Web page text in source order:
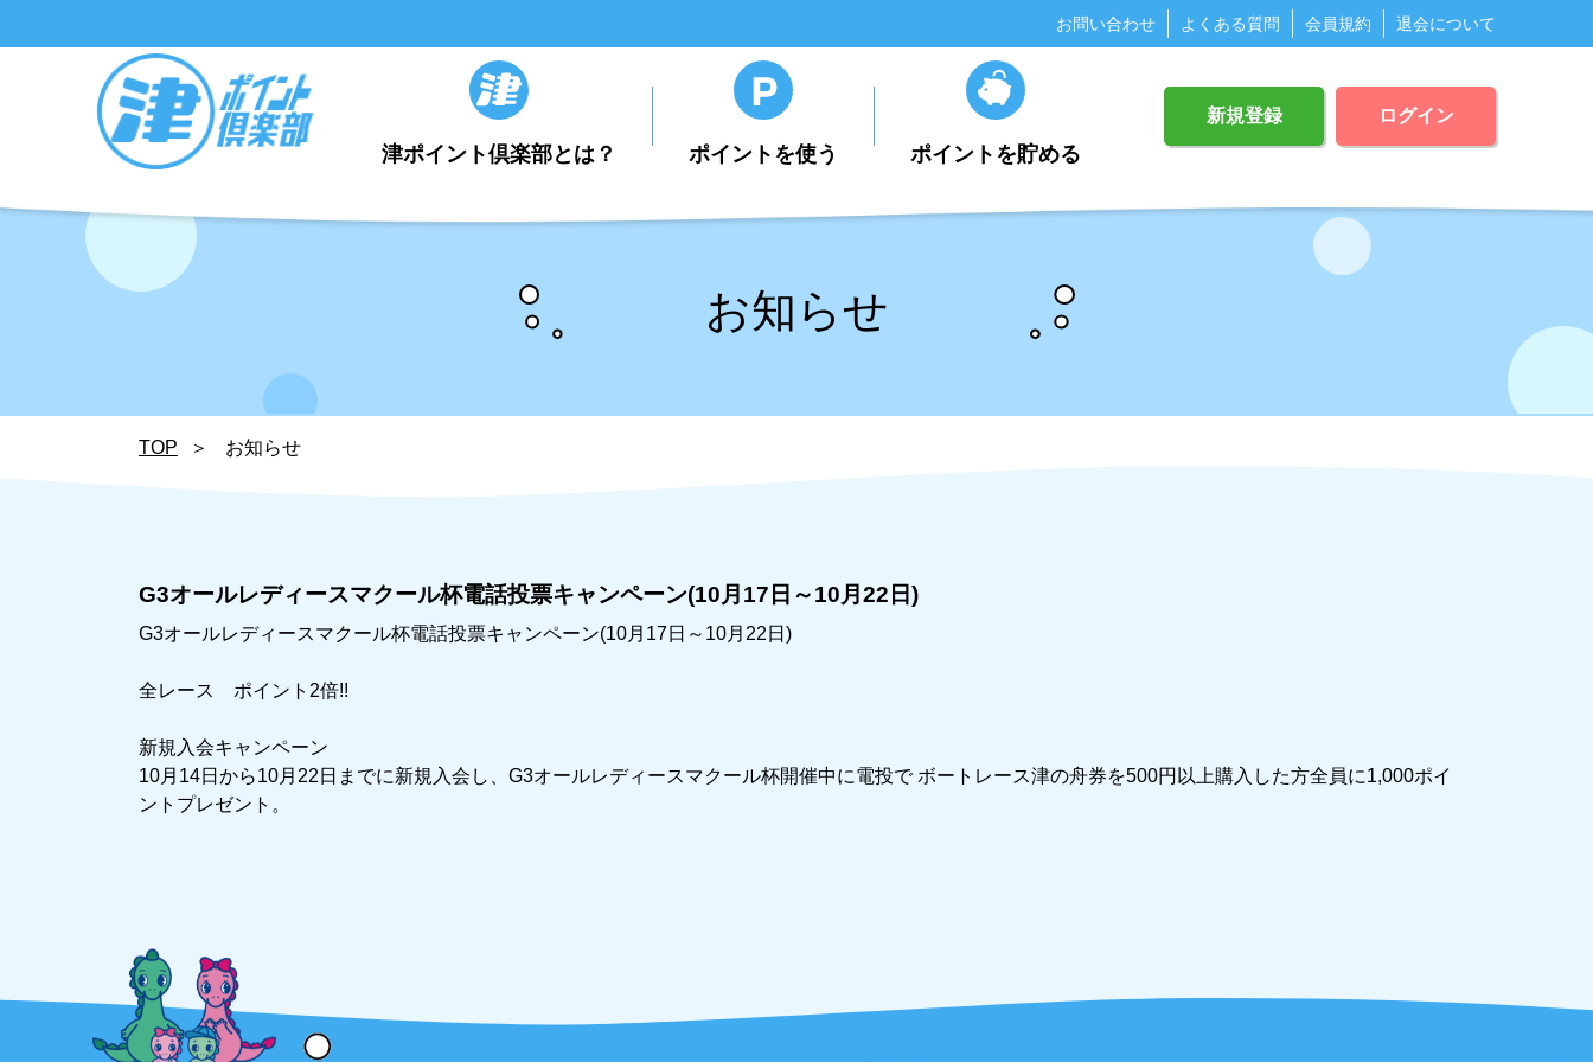
お問い合わせ よくある質問 会員規約 退会について
津ポイント倶楽部とは？ ポイントを使う ポイントを貯める
新規登録 ログイン
お知らせ
TOP お知らせ
G3オールレディースマクール杯電話投票キャンペーン(10月17日～10月22日)
G3オールレディースマクール杯電話投票キャンペーン(10月17日～10月22日)
全レース ポイント2倍!!
新規入会キャンペーン
10月14日から10月22日までに新規入会し、G3オールレディースマクール杯開催中に電投で ボートレース津の舟券を500円以上購入した方全員に1,000ポイ
ントプレゼント。